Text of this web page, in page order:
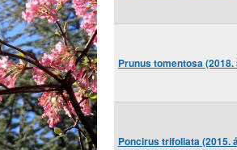
Prunus tomentosa
Poncirus trifoliata (2015.